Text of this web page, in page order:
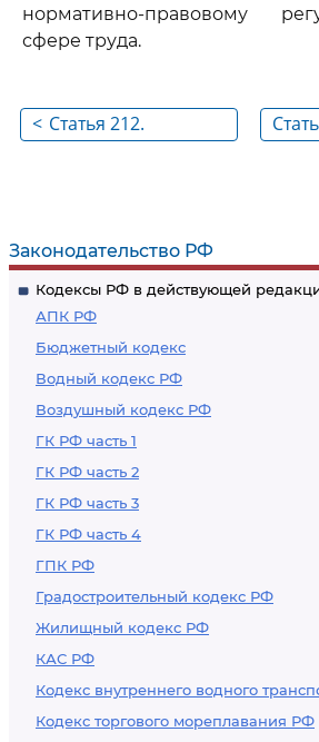
Законодательство РФ
Кодексы РФ в действующей
АПК РФ
Бюджетный кодекс
Водный кодекс РФ
Воздушный кодекс РФ
ГК РФ часть 1
ГК РФ часть 2
ГК РФ часть 3
ГК РФ часть 4
ГПК РФ
Градостроительный кодекс РФ
Жилищный кодекс РФ
КАС РФ
Кодекс внутреннего водного
Кодекс торгового мореплавания РФ
нормативно-правовому
сфере труда.
< Статья 212.
национальные
стандарты
безопасности труда